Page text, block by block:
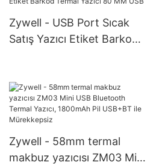
Zywell - USB Port Sıcak
Satış Yazıcı Etiket Barkod
Zywell - 58mm termal
makbuz yazıcısı ZM03 Mini